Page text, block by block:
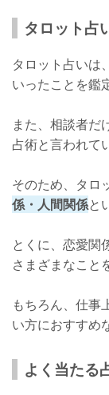
鑑定料金
代官山でタロット
鑑定料金
代官山で当たるタ
タロット占
タロット占いは
いったことを鑑
また、相談者だ
占術と言われて
そのため、タロ
係・人間関係と
とくに、恋愛関
さまざまなこと
もちろん、仕事
い方におすすめ
よく当たる